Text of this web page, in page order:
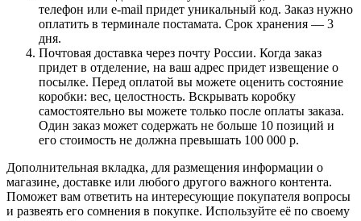
телефон или e-mail придет уникальный код. Заказ нужно
оплатить в терминале постамата. Срок хранения — 3
дня.
Почтовая доставка через почту России. Когда заказ
придет в отделение, на ваш адрес придет извещение о
посылке. Перед оплатой вы можете оценить состояние
коробки: вес, целостность. Вскрывать коробку
самостоятельно вы можете только после оплаты заказа.
Один заказ может содержать не больше 10 позиций и
его стоимость не должна превышать 100 000 р.
Дополнительная вкладка, для размещения информации о
магазине, доставке или любого другого важного контента.
Поможет вам ответить на интересующие покупателя вопросы
и развеять его сомнения в покупке. Используйте её по своему